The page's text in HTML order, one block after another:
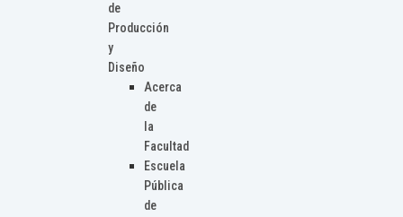
de
Producción
y
Diseño
Acerca
de
la
Facultad
Escuela
Pública
de